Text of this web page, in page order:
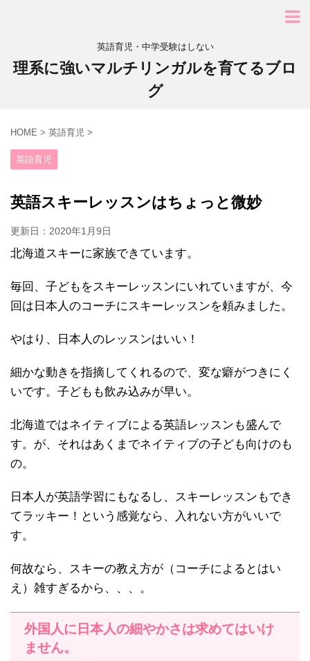
英語育児・中学受験はしない
理系に強いマルチリンガルを育てるブロ
グ
HOME > 英語育児 >
英語育児
英語スキーレッスンはちょっと微妙
更新日： 2020年1月9日
北海道スキーに家族できています。
毎回、子どもをスキーレッスンにいれていますが、今
回は日本人のコーチにスキーレッスンを頼みました。
やはり、日本人のレッスンはいい！
細かな動きを指摘してくれるので、変な癖がつきにく
いです。子どもも飲み込みが早い。
北海道ではネイティブによる英語レッスンも盛んで
す。が、それはあくまでネイティブの子ども向けのも
の。
日本人が英語学習にもなるし、スキーレッスンもでき
てラッキー！という感覚なら、入れない方がいいで
す。
何故なら、スキーの教え方が（コーチによるとはい
え）雑すぎるから、、、。
外国人に日本人の細やかさは求めてはいけ
ません。